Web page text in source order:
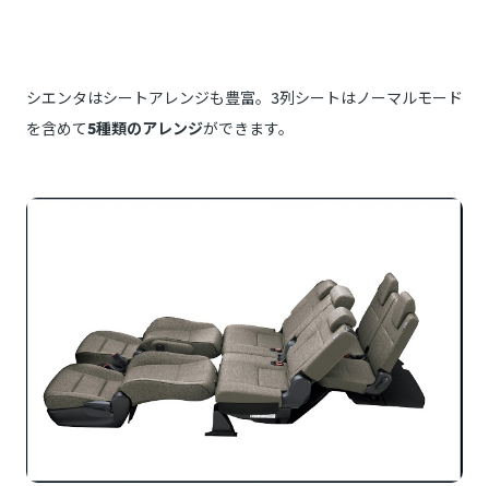
シエンタはシートアレンジも豊富。3列シートはノーマルモード
を含めて5種類のアレンジができます。